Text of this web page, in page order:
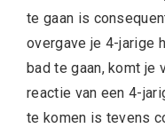
te gaan is
overgave je 4-jarige
bad te gaan, komt je
reactie van een 4-
te komen is tevens